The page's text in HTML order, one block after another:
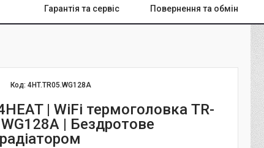
Гарантія та сервіс Повернення та обмін
Код:4HT.TR05.WG128A
| WiFi термоголовка TR-
| Бездротове